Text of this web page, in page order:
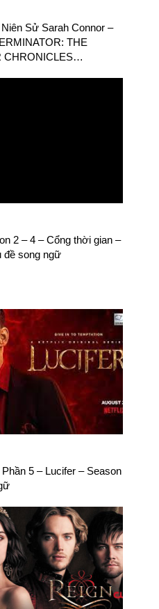
Sử Sarah Connor –
THE
CHRONICLES
2 – 4 – Cổng thời gian –
đề song ngữ
5 – Lucifer – Season